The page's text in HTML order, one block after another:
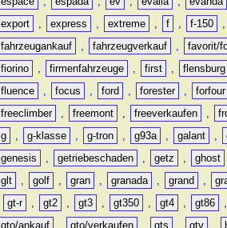
export
, express , extreme , f , f-150 ,
fahrzeugankauf
, fahrzeugverkauf , favorit/
fiorino
, firmenfahrzeuge , first , flensburg
fluence
, focus , ford , forester , forfour
freeclimber
, freemont , freeverkaufen ,
g
, g-klasse , g-tron , g93a , galant ,
genesis
, getriebeschaden , getz , ghost
glt
, golf , gran , granada , grand ,
gt-r , gt2 , gt3 , gt350 , gt4 , gt86 ,
gto/ankauf
, gto/verkaufen , gts , gtv ,